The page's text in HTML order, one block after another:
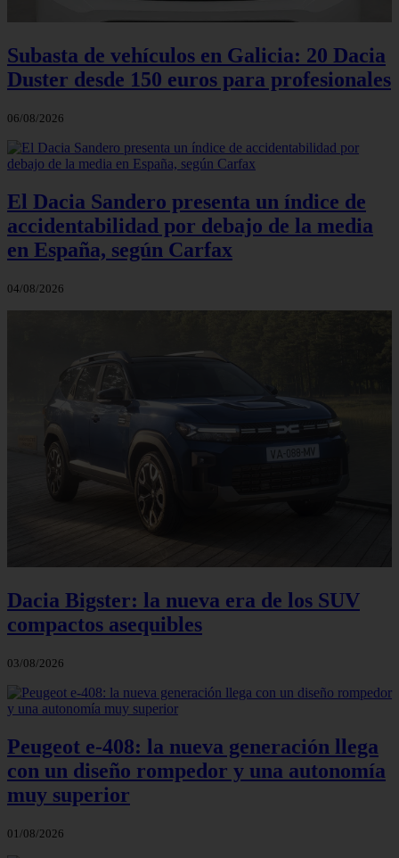
Subasta de vehículos en Galicia: 20 Dacia
Duster desde 150 euros para profesionales
06/08/2026
El Dacia Sandero presenta un índice de
accidentabilidad por debajo de la media
en España, según Carfax
04/08/2026
Dacia Bigster: la nueva era de los SUV
compactos asequibles
03/08/2026
Peugeot e-408: la nueva generación llega
con un diseño rompedor y una autonomía
muy superior
01/08/2026